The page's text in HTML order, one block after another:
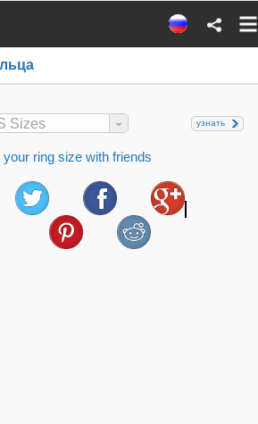
Sizes узнать
your ring size with friends